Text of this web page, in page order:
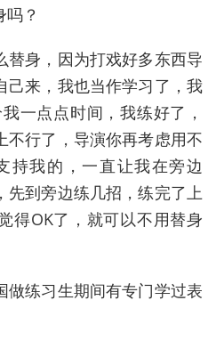
？
替身，因为打戏好多东西导
己来，我也当作学习了，我
一点点时间，我练好了，
不行了，导演你再考虑用不
持我的，一直让我在旁边
先到旁边练几招，练完了上
得OK了，就可以不用替身
做练习生期间有专门学过表